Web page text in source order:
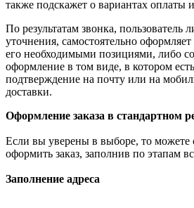
также подскажет о вариантах оплаты
По результатам звонка, пользователь
уточнения, самостоятельно оформляет
его необходимыми позициями, либо
оформление в том виде, в котором
подтверждение на почту или на
доставки.
Оформление заказа в стандартном
Если вы уверены в выборе, то можете
оформить заказ, заполнив по этапам
Заполнение адреса